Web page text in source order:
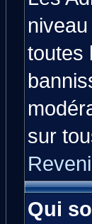
toutes
sur
Qui